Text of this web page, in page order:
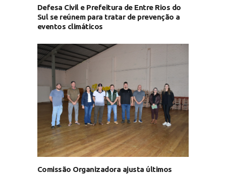
Defesa Civil e Prefeitura de Entre Rios do
Sul se reúnem para tratar de prevenção a
eventos climáticos
Comissão Organizadora ajusta últimos